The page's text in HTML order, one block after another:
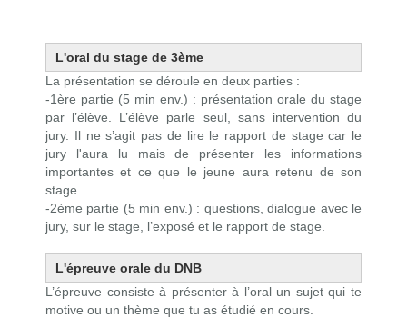
L'oral du stage de 3ème
La présentation se déroule en deux parties :
-1ère partie (5 min env.) : présentation orale du stage
par l’élève. L’élève parle seul, sans intervention du
jury. Il ne s’agit pas de lire le rapport de stage car le
jury l'aura lu mais de présenter les informations
importantes et ce que le jeune aura retenu de son
stage
-2ème partie (5 min env.) : questions, dialogue avec le
jury, sur le stage, l’exposé et le rapport de stage.
L'épreuve orale du DNB
L’épreuve consiste à présenter à l’oral un sujet qui te
motive ou un thème que tu as étudié en cours.